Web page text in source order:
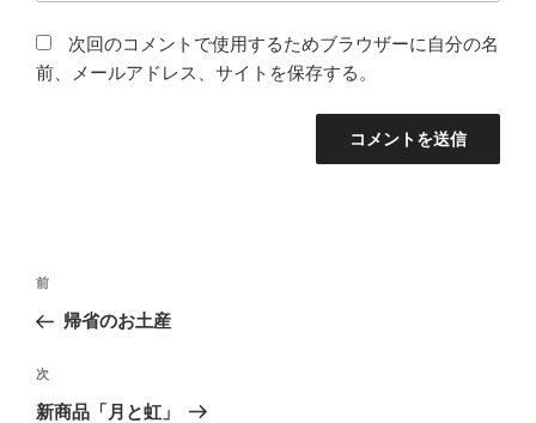
次回のコメントで使用するためブラウザーに自分の名
前、メールアドレス、サイトを保存する。
投
ナ
ビ
ゲ
前
の
稿
前
帰省のお土産
次
の
次
新商品「月と虹」